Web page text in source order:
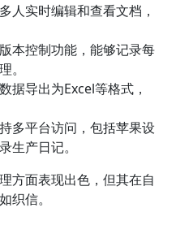
人实时编辑和查看文档，
本控制功能，能够记录每
。
据导出为Excel等格式，
多平台访问，包括苹果设
生产日记。
方面表现出色，但其在自
织信。